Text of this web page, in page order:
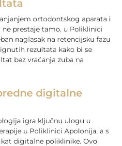
ortodontskog aparata i
prestaje tamo. u Poliklinici
naglasak na retencijsku fazu
rezultata kako bi se
bez vraćanja zuba na
digitalne
igra ključnu ulogu u
u Poliklinici Apolonija, a s
digitalne poliklinike. Ovo